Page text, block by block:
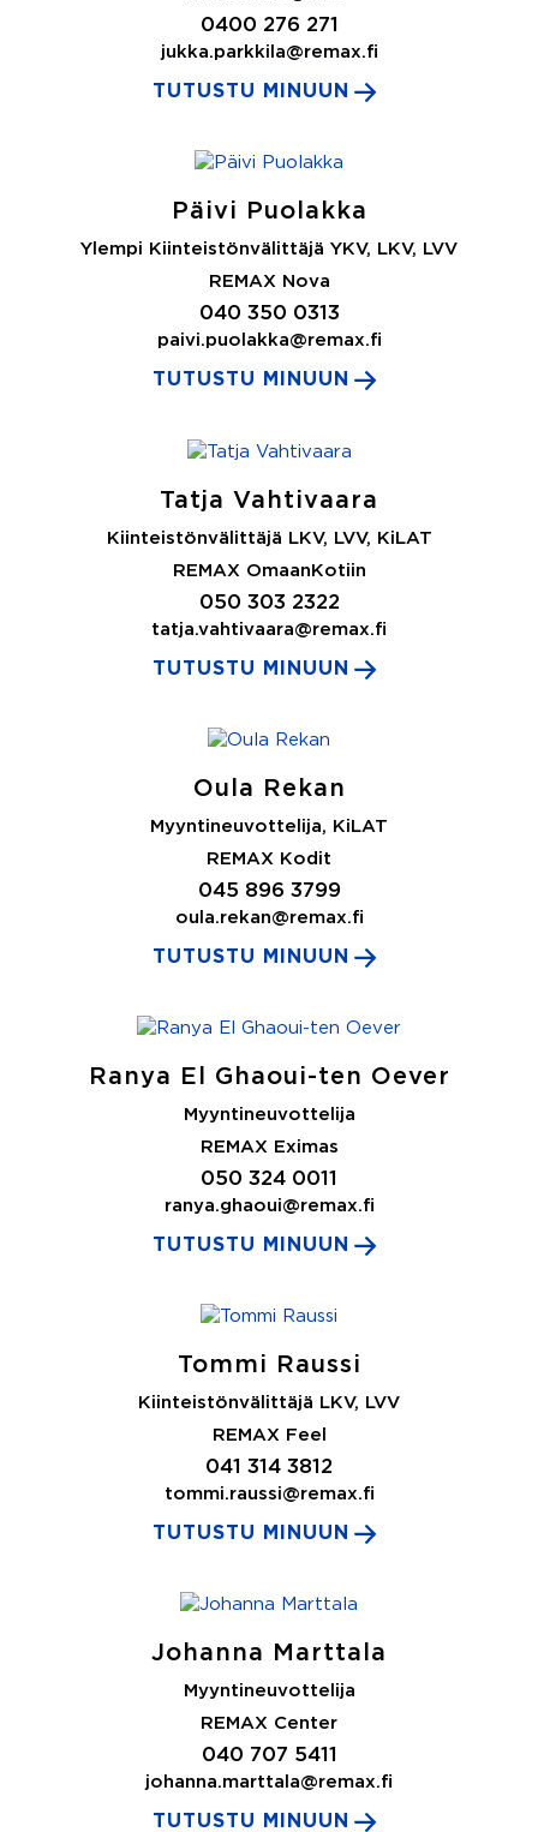
0400 276 271
jukka.parkkila@remax.fi
TUTUSTU MINUUN
Päivi Puolakka
Ylempi Kiinteistönvälittäjä YKV, LKV, LVV
REMAX Nova
040 350 0313
paivi.puolakka@remax.fi
TUTUSTU MINUUN
Tatja Vahtivaara
Kiinteistönvälittäjä LKV, LVV, KiLAT
REMAX OmaanKotiin
050 303 2322
tatja.vahtivaara@remax.fi
TUTUSTU MINUUN
Oula Rekan
Myyntineuvottelija, KiLAT
REMAX Kodit
045 896 3799
oula.rekan@remax.fi
TUTUSTU MINUUN
Ranya El Ghaoui-ten Oever
Myyntineuvottelija
REMAX Eximas
050 324 0011
ranya.ghaoui@remax.fi
TUTUSTU MINUUN
Tommi Raussi
Kiinteistönvälittäjä LKV, LVV
REMAX Feel
041 314 3812
tommi.raussi@remax.fi
TUTUSTU MINUUN
Johanna Marttala
Myyntineuvottelija
REMAX Center
040 707 5411
johanna.marttala@remax.fi
TUTUSTU MINUUN